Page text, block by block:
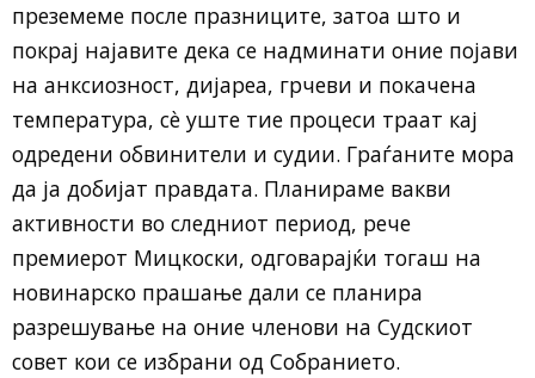
преземеме после празниците, затоа што и
покрај најавите дека се надминати оние појави
на анксиозност, дијареа, грчеви и покачена
температура, сè уште тие процеси траат кај
одредени обвинители и судии. Граѓаните мора
да ја добијат правдата. Планираме вакви
активности во следниот период, рече
премиерот Мицкоски, одговарајќи тогаш на
новинарско прашање дали се планира
разрешување на оние членови на Судскиот
совет кои се избрани од Собранието.